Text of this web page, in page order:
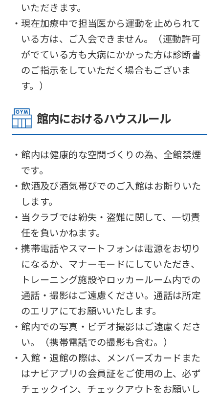
いただきます。
・現在加療中で担当医から運動を止められて
いる方は、ご入会できません。（運動許可
がでている方も大病にかかった方は診断書
のご指示をしていただく場合もございま
す。）
館内におけるハウスルール
・館内は健康的な空間づくりの為、全館禁煙
です。
・飲酒及び酒気帯びでのご入館はお断りいた
します。
・当クラブでは紛失・盗難に関して、一切責
任を負いかねます。
・携帯電話やスマートフォンは電源をお切り
になるか、マナーモードにしていただき、
トレーニング施設やロッカールーム内での
通話・撮影はご遠慮ください。通話は所定
のエリアにてお願いいたします。
・館内での写真・ビデオ撮影はご遠慮くださ
い。（携帯電話での撮影も含む。）
・入館・退館の際は、メンバーズカードまた
はナビアプリの会員証をご使用の上、必ず
チェックイン、チェックアウトをお願いし